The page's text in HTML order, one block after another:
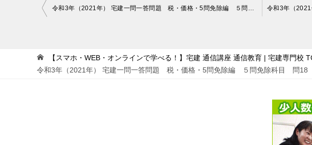
投
ビ
ゲ
令和3年（2021年） 宅建一問一答問題 税・価格・5問免除編 ５問免除科目 問17
【スマホ・WEB・オンラインで学べる！】宅建 通信講座 通信教育 | 宅建専門校
令和3年（2021年） 宅建一問一答問題 税・価格・5問免除編 ５問免除科目 問18